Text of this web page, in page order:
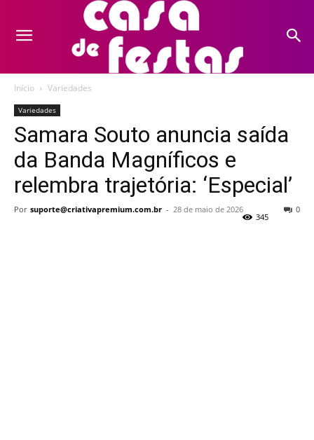
Início Variedades
Variedades
Samara Souto anuncia saída
da Banda Magníficos e
relembra trajetória: ‘Especial’
Por suporte@criativapremium.com.br - 28 de maio de 2026 0
345